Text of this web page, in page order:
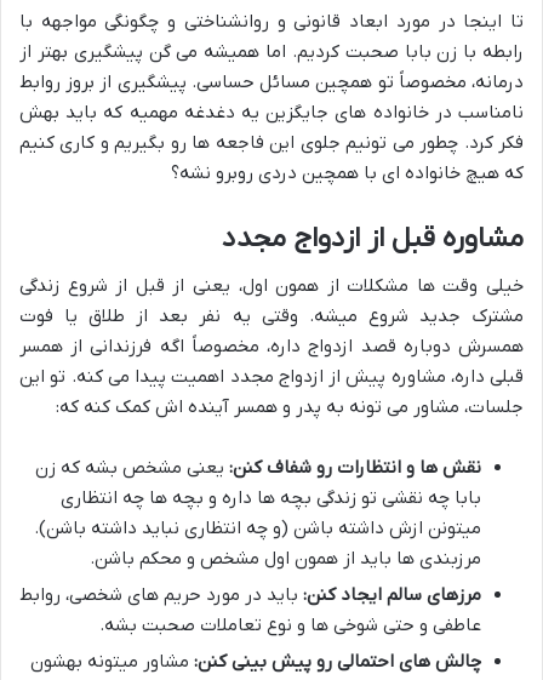
تا اینجا در مورد ابعاد قانونی و روانشناختی و چگونگی مواجهه با
رابطه با زن بابا صحبت کردیم. اما همیشه می گن پیشگیری بهتر از
درمانه، مخصوصاً تو همچین مسائل حساسی. پیشگیری از بروز روابط
نامناسب در خانواده های جایگزین یه دغدغه مهمیه که باید بهش
فکر کرد. چطور می تونیم جلوی این فاجعه ها رو بگیریم و کاری کنیم
که هیچ خانواده ای با همچین دردی روبرو نشه؟
مشاوره قبل از ازدواج مجدد
خیلی وقت ها مشکلات از همون اول، یعنی از قبل از شروع زندگی
مشترک جدید شروع میشه. وقتی یه نفر بعد از طلاق یا فوت
همسرش دوباره قصد ازدواج داره، مخصوصاً اگه فرزندانی از همسر
قبلی داره، مشاوره پیش از ازدواج مجدد اهمیت پیدا می کنه. تو این
جلسات، مشاور می تونه به پدر و همسر آینده اش کمک کنه که:
نقش ها و انتظارات رو شفاف کنن: یعنی مشخص بشه که زن
بابا چه نقشی تو زندگی بچه ها داره و بچه ها چه انتظاری
میتونن ازش داشته باشن (و چه انتظاری نباید داشته باشن).
مرزبندی ها باید از همون اول مشخص و محکم باشن.
مرزهای سالم ایجاد کنن: باید در مورد حریم های شخصی، روابط
عاطفی و حتی شوخی ها و نوع تعاملات صحبت بشه.
چالش های احتمالی رو پیش بینی کنن: مشاور میتونه بهشون